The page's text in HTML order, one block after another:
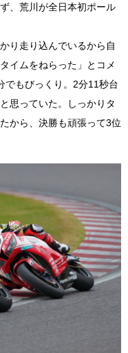
、荒川が全日本初ポール
り走り込んでいるから自
イムをねらった」とコメ
でもびっくり。2分11秒台
思っていた。しっかりタ
から、決勝も頑張って3位